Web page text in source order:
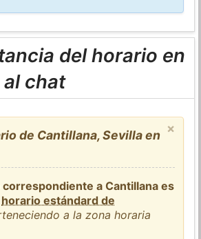
del horario en
chat
×
de Cantillana, Sevilla en
a Cantillana es
horario estándard de
a la zona horaria